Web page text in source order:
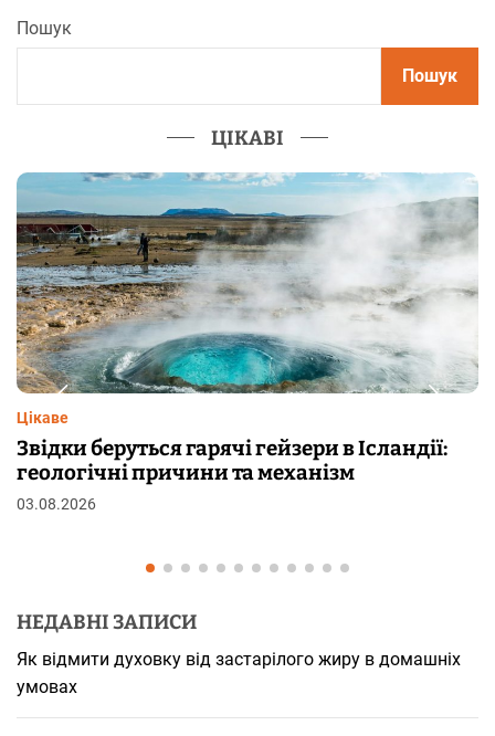
Пошук
Пошук
ЦІКАВІ
Чому від переляку з’являються
шкірі: фізіологія пілоерекції
29.07.2026
НЕДАВНІ ЗАПИСИ
Як відмити духовку від застарілого жиру в домашніх
умовах